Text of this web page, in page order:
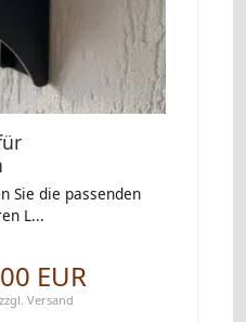
Sie die passenden
L...
EUR
zzgl. Versand